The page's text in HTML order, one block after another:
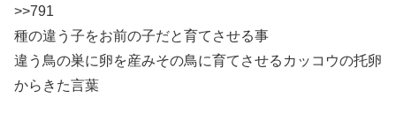
>>791
種の違う子をお前の子だと育てさせる事
違う鳥の巣に卵を産みその鳥に育てさせるカッコウの托卵
からきた言葉